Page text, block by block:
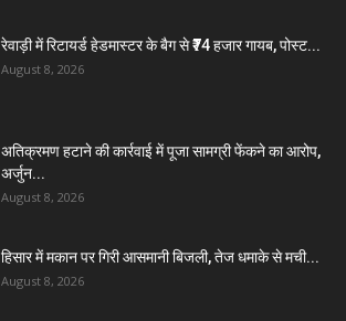
रेवाड़ी में रिटायर्ड हेडमास्टर के बैग से ₹74 हजार गायब, पोस्ट...
August 8, 2026
अतिक्रमण हटाने की कार्रवाई में पूजा सामग्री फेंकने का आरोप,
अर्जुन...
August 8, 2026
हिसार में मकान पर गिरी आसमानी बिजली, तेज धमाके से मची...
August 8, 2026